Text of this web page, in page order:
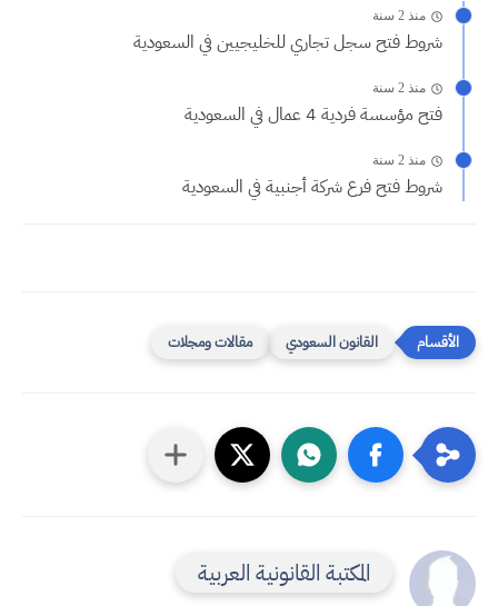
منذ 2 سنة
شروط فتح سجل تجاري للخليجيين في السعودية
منذ 2 سنة
فتح مؤسسة فردية 4 عمال في السعودية
منذ 2 سنة
شروط فتح فرع شركة أجنبية في السعودية
القانون السعودي مقالات ومجلات
المكتبة القانونية العربية